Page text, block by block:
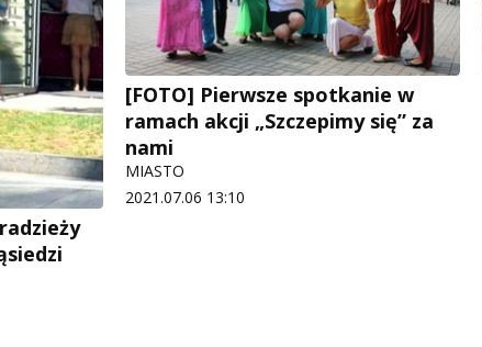
[FOTO] Pierwsze spotkanie w
ramach akcji „Szczepimy się” za
nami
MIASTO
2021.07.06 13:10